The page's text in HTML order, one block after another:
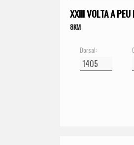
XXIII VOLTA A
8KM
Dorsal: